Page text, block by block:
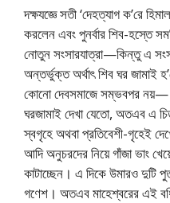
দক্ষযজ্ঞে সতী ‘দেহত্যাগ ক’রে
করলেন এবং পুনর্বার শিব-হস্তে
নোতুন সংসারযাত্রা—কিন্তু এ
অন্তর্ভুক্ত অর্থাৎ শিব ঘর জামাই
কোনো দেবসমাজে সম্ভবপর নয়—
ঘরজামাই দেখা যেতো, অতএব এ
স্বগৃহে অথবা প্রতিবেশী-গৃহেই
আদি অনুচরদের নিয়ে গাঁজা ভাং
কাটাচ্ছেন। এ দিকে উমারও
গণেশ। অতএব মাহেশ্বরের এই